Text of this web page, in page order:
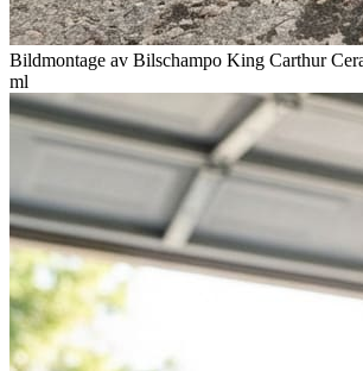
Bildmontage av Bilschampo King Carthur
ml